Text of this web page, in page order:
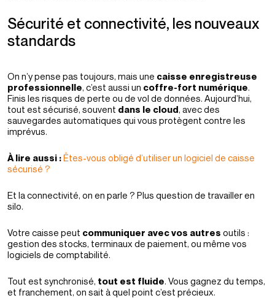
Sécurité et connectivité, les nouveaux
standards
On n’y pense pas toujours, mais une caisse enregistreuse
professionnelle, c’est aussi un coffre-fort numérique.
Finis les risques de perte ou de vol de données. Aujourd’hui,
tout est sécurisé, souvent dans le cloud, avec des
sauvegardes automatiques qui vous protègent contre les
imprévus.
À lire aussi :Êtes-vous obligé d’utiliser un logiciel de caisse
sécurisé ?
Et la connectivité, on en parle ? Plus question de travailler en
silo.
Votre caisse peut communiquer avec vos autres outils :
gestion des stocks, terminaux de paiement, ou même vos
logiciels de comptabilité.
Tout est synchronisé, tout est fluide. Vous gagnez du temps,
et franchement, on sait à quel point c’est précieux.